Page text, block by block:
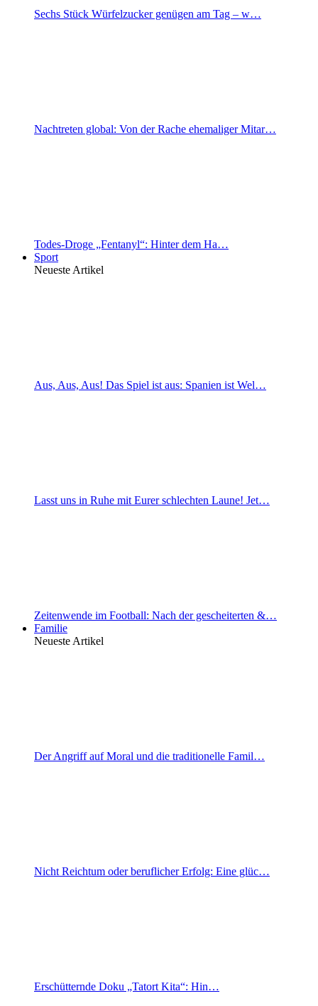
Sechs Stück Würfelzucker genügen am Tag – w…
Nachtreten global: Von der Rache ehemaliger Mitar…
Todes-Droge „Fentanyl“: Hinter dem Ha…
Sport
Neueste Artikel
Aus, Aus, Aus! Das Spiel ist aus: Spanien ist Wel…
Lasst uns in Ruhe mit Eurer schlechten Laune! Jet…
Zeitenwende im Football: Nach der gescheiterten &…
Familie
Neueste Artikel
Der Angriff auf Moral und die traditionelle Famil…
Nicht Reichtum oder beruflicher Erfolg: Eine glüc…
Erschütternde Doku „Tatort Kita“: Hin…